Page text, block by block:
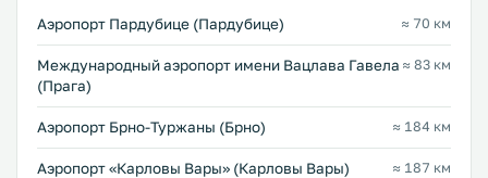
Аэропорт Пардубице (Пардубице) ≈ 70 км
Международный аэропорт имени Вацлава Гавела
(Прага)
≈ 83 км
Аэропорт Брно-Туржаны (Брно) ≈ 184 км
Аэропорт «Карловы Вары» (Карловы Вары) ≈ 187 км